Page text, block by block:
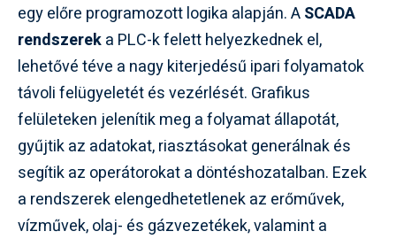
egy előre programozott logika alapján. ASCADA
rendszereka PLC-k felett helyezkednek el,
lehetővé téve a nagy kiterjedésű ipari folyamatok
távoli felügyeletét és vezérlését. Grafikus
felületeken jelenítik meg a folyamat állapotát,
gyűjtik az adatokat, riasztásokat generálnak és
segítik az operátorokat a döntéshozatalban. Ezek
a rendszerek elengedhetetlenek az erőművek,
vízművek, olaj- és gázvezetékek, valamint a